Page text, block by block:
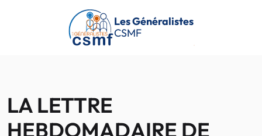
Passer au contenu principal
Les Généralistes
CSMF
LA LETTRE
HEBDOMADAIRE DE